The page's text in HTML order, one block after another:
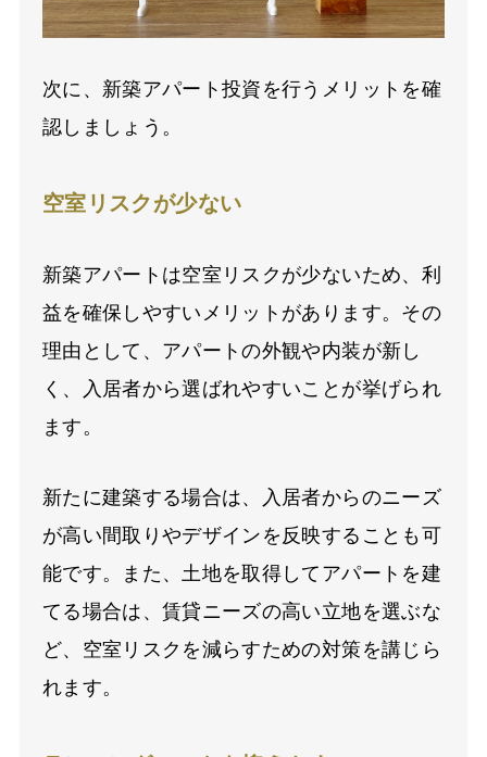
次に、新築アパート投資を行うメリットを確
認しましょう。
空室リスクが少ない
新築アパートは空室リスクが少ないため、利
益を確保しやすいメリットがあります。その
理由として、アパートの外観や内装が新し
く、入居者から選ばれやすいことが挙げられ
ます。
新たに建築する場合は、入居者からのニーズ
が高い間取りやデザインを反映することも可
能です。また、土地を取得してアパートを建
てる場合は、賃貸ニーズの高い立地を選ぶな
ど、空室リスクを減らすための対策を講じら
れます。